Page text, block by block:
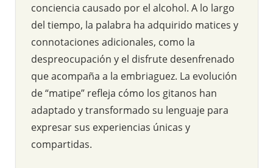
conciencia causado por el alcohol. A lo largo
del tiempo, la palabra ha adquirido matices y
connotaciones adicionales, como la
despreocupación y el disfrute desenfrenado
que acompaña a la embriaguez. La evolución
de “matipe” refleja cómo los gitanos han
adaptado y transformado su lenguaje para
expresar sus experiencias únicas y
compartidas.